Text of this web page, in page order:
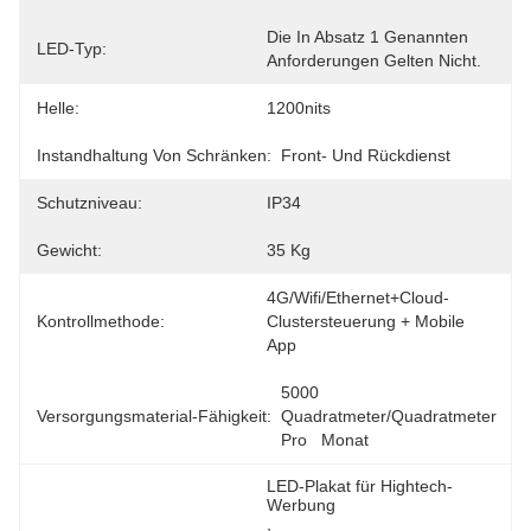
LED-Typ:
Die In Absatz 1 Genannten
Anforderungen Gelten Nicht.
Helle: 1200nits
Instandhaltung Von Schränken: Front- Und Rückdienst
Schutzniveau: IP34
Gewicht: 35 Kg
Kontrollmethode:
4G/Wifi/Ethernet+Cloud-
Clustersteuerung + Mobile
App
Versorgungsmaterial-Fähigkeit:
5000
Quadratmeter/Quadratmeter
Pro   Monat
LED-Plakat für Hightech-
Werbung